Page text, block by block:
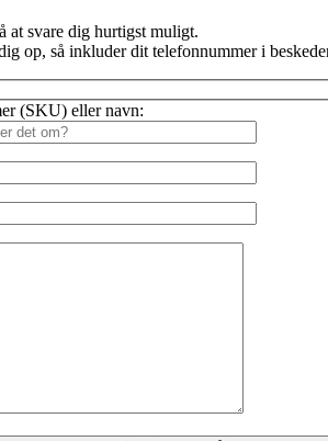
at svare dig hurtigst muligt.
op, så inkluder dit telefonnummer i
(SKU) eller navn: